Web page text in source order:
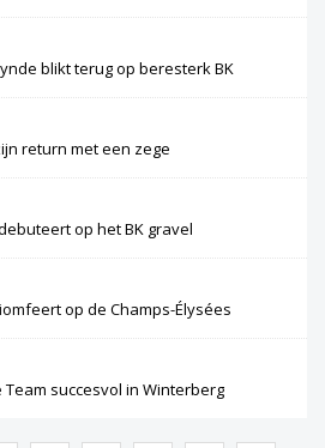
blikt terug op beresterk BK
return met een zege
op het BK gravel
op de Champs-Élysées
Team succesvol in Winterberg